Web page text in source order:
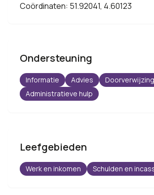
Coördinaten: 51.92041, 4.60123
Ondersteuning
Informatie Advies
Doorverwijzing
Administratieve hulp
Leefgebieden
Werk en inkomen Schulden en